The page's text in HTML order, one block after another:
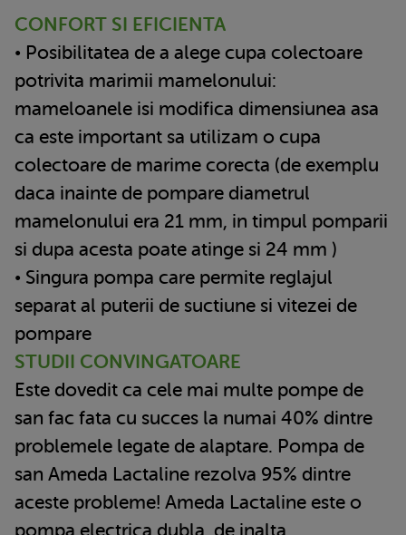
CONFORT SI EFICIENTA
• Posibilitatea de a alege cupa colectoare
potrivita marimii mamelonului:
mameloanele isi modifica dimensiunea asa
ca este important sa utilizam o cupa
colectoare de marime corecta (de exemplu
daca inainte de pompare diametrul
mamelonului era 21 mm, in timpul pomparii
si dupa acesta poate atinge si 24 mm )
• Singura pompa care permite reglajul
separat al puterii de suctiune si vitezei de
pompare
STUDII CONVINGATOARE
Este dovedit ca cele mai multe pompe de
san fac fata cu succes la numai 40% dintre
problemele legate de alaptare. Pompa de
san Ameda Lactaline rezolva 95% dintre
aceste probleme! Ameda Lactaline este o
pompa electrica dubla, de inalta